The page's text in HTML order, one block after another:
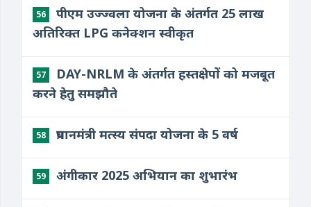
56
पीएम उज्ज्वला योजना के अंतर्गत 25 लाख
अतिरिक्त LPG कनेक्शन स्वीकृत
57
DAY-NRLM के अंतर्गत हस्तक्षेपों को मजबूत
करने हेतु समझौते
58 प्रधानमंत्री मत्स्य संपदा योजना के 5 वर्ष
59 अंगीकार 2025 अभियान का शुभारंभ